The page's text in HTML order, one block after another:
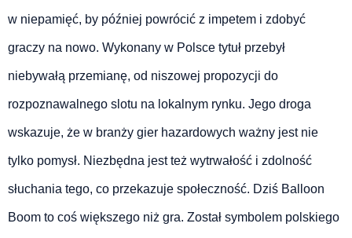
w niepamięć, by później powrócić z impetem i zdobyć
graczy na nowo. Wykonany w Polsce tytuł przebył
niebywałą przemianę, od niszowej propozycji do
rozpoznawalnego slotu na lokalnym rynku. Jego droga
wskazuje, że w branży gier hazardowych ważny jest nie
tylko pomysł. Niezbędna jest też wytrwałość i zdolność
słuchania tego, co przekazuje społeczność. Dziś Balloon
Boom to coś większego niż gra. Został symbolem polskiego